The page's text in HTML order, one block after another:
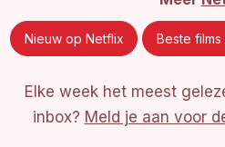
Nieuw op Netflix Beste
Elke week het meest
inbox? Meld je aan voor